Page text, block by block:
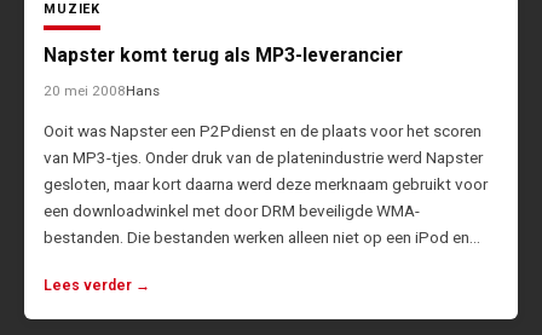
MUZIEK
Napster komt terug als MP3-leverancier
20 mei 2008Hans
Ooit was Napster een P2Pdienst en de plaats voor het scoren
van MP3-tjes. Onder druk van de platenindustrie werd Napster
gesloten, maar kort daarna werd deze merknaam gebruikt voor
een downloadwinkel met door DRM beveiligde WMA-
bestanden. Die bestanden werken alleen niet op een iPod en…
Lees verder →